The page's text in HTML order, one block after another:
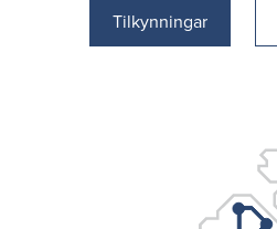
Tilkynningar